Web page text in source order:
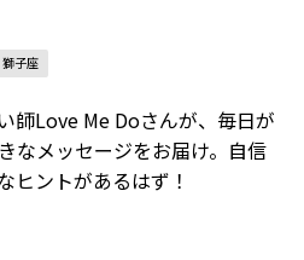
獅子座
師Love Me Doさんが、毎日が
なメッセージをお届け。自信
ヒントがあるはず！